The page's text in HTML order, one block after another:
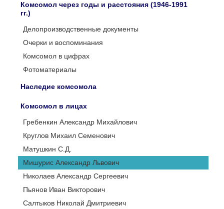
Комсомол через годы и расстояния (1946-1991
гг.)
Делопроизводственные документы
Очерки и воспоминания
Комсомол в цифрах
Фотоматериалы
Наследие комсомола
Комсомол в лицах
Гребенкин Александр Михайлович
Круглов Михаил Семенович
Матушкин С.Д.
Мишурис Александр Львович
Николаев Александр Сергеевич
Пьянов Иван Викторович
Салтыков Николай Дмитриевич